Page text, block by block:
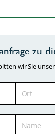
zu
wir Sie